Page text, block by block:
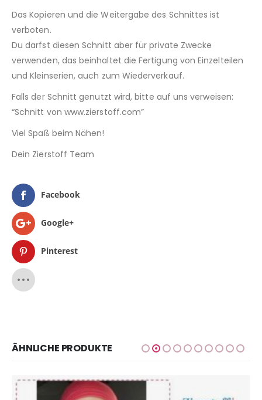
Das Kopieren und die Weitergabe des Schnittes ist
verboten.
Du darfst diesen Schnitt aber für private Zwecke
verwenden, das beinhaltet die Fertigung von Einzelteilen
und Kleinserien, auch zum Wiederverkauf.
Falls der Schnitt genutzt wird, bitte auf uns verweisen:
“Schnitt von www.zierstoff.com”
Viel Spaß beim Nähen!
Dein Zierstoff Team
Facebook
Google+
Pinterest
ÄHNLICHE PRODUKTE